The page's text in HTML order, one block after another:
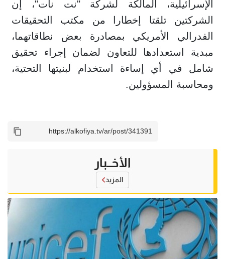
الإسرائيلية، المالكة لشركة "نت نات"، إن
الشركتين تلقتا إخطارا من مكتب التحقيقات
الفدرالي الأمريكي بمصادرة بعض نطاقاتهما،
مبدية استعدادها للتعاون لضمان إجراء تحقيق
شامل في أي إساءة استخدام لبنيتها التحتية،
ومحاسبة المسؤولين.
الأخــبار
المزيد